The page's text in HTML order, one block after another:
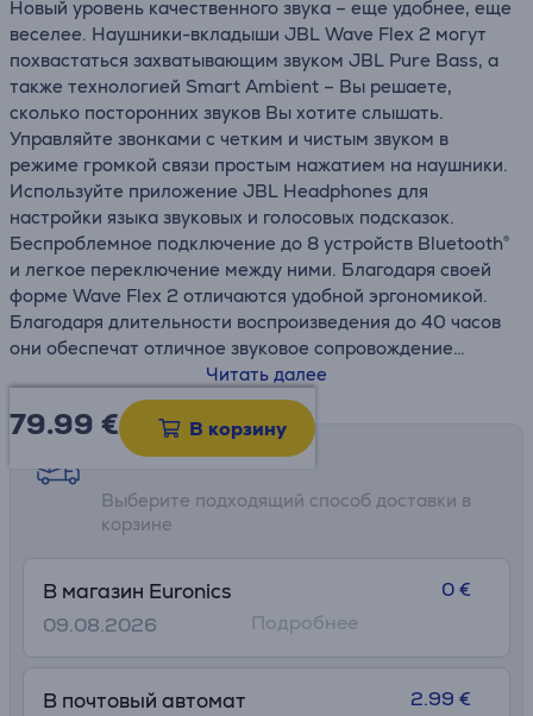
Новый уровень качественного звука – еще удобнее, еще
веселее. Наушники-вкладыши JBL Wave Flex 2 могут
похвастаться захватывающим звуком JBL Pure Bass, а
также технологией Smart Ambient – Вы решаете,
сколько посторонних звуков Вы хотите слышать.
Управляйте звонками с четким и чистым звуком в
режиме громкой связи простым нажатием на наушники.
Используйте приложение JBL Headphones для
настройки языка звуковых и голосовых подсказок.
Беспроблемное подключение до 8 устройств Bluetooth®
и легкое переключение между ними. Благодаря своей
форме Wave Flex 2 отличаются удобной эргономикой.
Благодаря длительности воспроизведения до 40 часов
они обеспечат отличное звуковое сопровождение
• Звук JBL Pure Bass Sound
• Технология Smart Ambient
• 4 микрофона для четкого и чистого звука при звонках
• Водо- и пыленепроницаемость
• Приложение JBL Headphones
• Функция переключения между несколькими
• Беспроблемная связь по Bluetooth®
Читать далее
79.99 € В корзину
Возможности доставки
Выберите подходящий способ доставки в
корзине
В магазин Euronics
09.08.2026
0 €
Подробнее
В почтовый автомат 2.99 €